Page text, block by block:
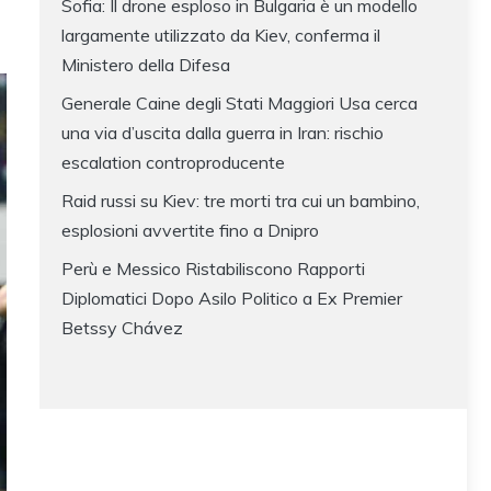
Sofia: Il drone esploso in Bulgaria è un modello
largamente utilizzato da Kiev, conferma il
Ministero della Difesa
Generale Caine degli Stati Maggiori Usa cerca
una via d’uscita dalla guerra in Iran: rischio
escalation controproducente
Raid russi su Kiev: tre morti tra cui un bambino,
esplosioni avvertite fino a Dnipro
Perù e Messico Ristabiliscono Rapporti
Diplomatici Dopo Asilo Politico a Ex Premier
Betssy Chávez